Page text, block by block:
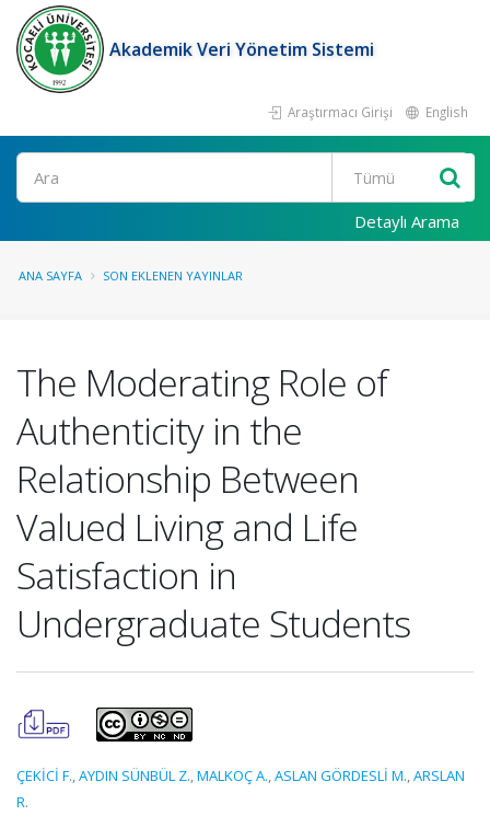
Akademik Veri Yönetim Sistemi
Araştırmacı Girişi English
Ara
Detaylı Arama
ANA SAYFA SON EKLENEN YAYINLAR
The Moderating Role of
Authenticity in the
Relationship Between
Valued Living and Life
Satisfaction in
Undergraduate Students
ÇEKİCİ F.,AYDIN SÜNBÜL Z.,MALKOÇ A.,ASLAN GÖRDESLİ M.,ARSLAN
R.